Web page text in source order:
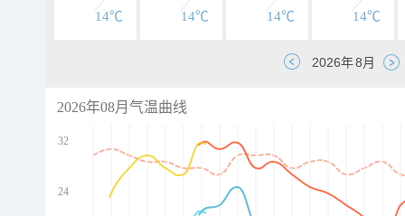
14℃ 14℃ 14℃ 14℃
2026年08月气温曲线
32
24